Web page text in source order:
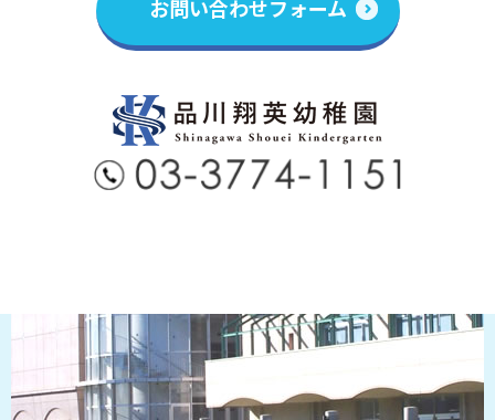
お問い合わせフォーム